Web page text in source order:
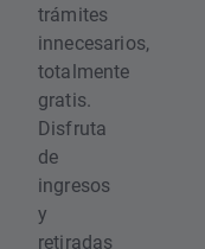
trámites
innecesarios,
totalmente
gratis.
Disfruta
de
ingresos
y
retiradas